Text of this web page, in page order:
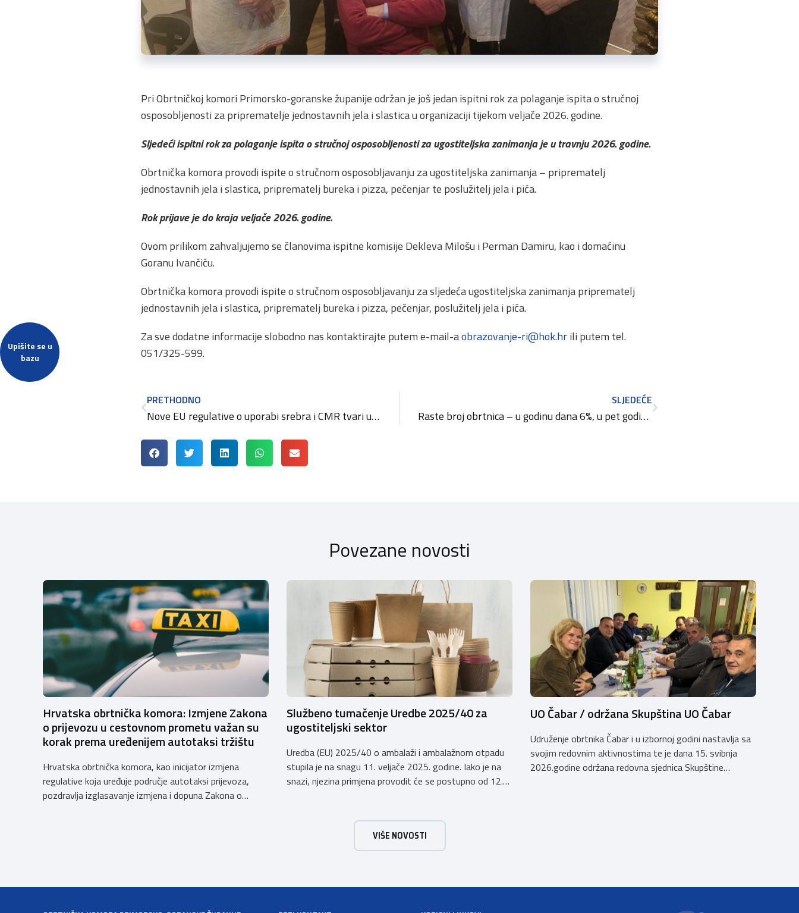
Upišite se u
bazu
Pri Obrtničkoj komori Primorsko-goranske županije održan je još jedan ispitni rok za polaganje ispita o stručnoj
osposobljenosti za priprematelje jednostavnih jela i slastica u organizaciji tijekom veljače 2026. godine.
Sljedeći ispitni rok za polaganje ispita o stručnoj osposobljenosti za ugostiteljska zanimanja je u travnju 2026. godine.
Obrtnička komora provodi ispite o stručnom osposobljavanju za ugostiteljska zanimanja – priprematelj
jednostavnih jela i slastica, priprematelj bureka i pizza, pečenjar te poslužitelj jela i pića.
Rok prijave je do kraja veljače 2026. godine.
Ovom prilikom zahvaljujemo se članovima ispitne komisije Dekleva Milošu i Perman Damiru, kao i domaćinu
Goranu Ivančiću.
Obrtnička komora provodi ispite o stručnom osposobljavanju za sljedeća ugostiteljska zanimanja priprematelj
jednostavnih jela i slastica, priprematelj bureka i pizza, pečenjar, poslužitelj jela i pića.
Za sve dodatne informacije slobodno nas kontaktirajte putem e-mail-aobrazovanje-ri@hok.hrili putem tel.
051/325-599.
PRETHODNO
Nove EU regulative o uporabi srebra i CMR tvari u kozmetici – primjena od 1. svibnja 2026.
SLJEDEĆE
Raste broj obrtnica – u godinu dana 6%, u pet godina 42 %
Povezane novosti
Hrvatska obrtnička komora: Izmjene Zakona
o prijevozu u cestovnom prometu važan su
korak prema uređenijem autotaksi tržištu
Hrvatska obrtnička komora, kao inicijator izmjena
regulative koja uređuje područje autotaksi prijevoza,
pozdravlja izglasavanje izmjena i dopuna Zakona o
Službeno tumačenje Uredbe 2025/40 za
ugostiteljski sektor
Uredba (EU) 2025/40 o ambalaži i ambalažnom otpadu
stupila je na snagu 11. veljače 2025. godine. Iako je na
snazi, njezina primjena provodit će se postupno od 12.
tranzicije službeno tumačenje Uredbe te njen utjecaj na
ugostiteljski sektor. Tumačenje prenosimo u cijelosti: […]
UO Čabar / održana Skupština UO Čabar
Udruženje obrtnika Čabar i u izbornoj godini nastavlja sa
svojim redovnim aktivnostima te je dana 15. svibnja
2026.godine održana redovna sjednica Skupštine
VIŠE NOVOSTI